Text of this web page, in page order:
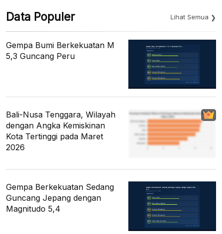
Data Populer Lihat Semua
Gempa Bumi Berkekuatan M
5,3 Guncang Peru
Bali-Nusa Tenggara, Wilayah
dengan Angka Kemiskinan
Kota Tertinggi pada Maret
2026
Gempa Berkekuatan Sedang
Guncang Jepang dengan
Magnitudo 5,4